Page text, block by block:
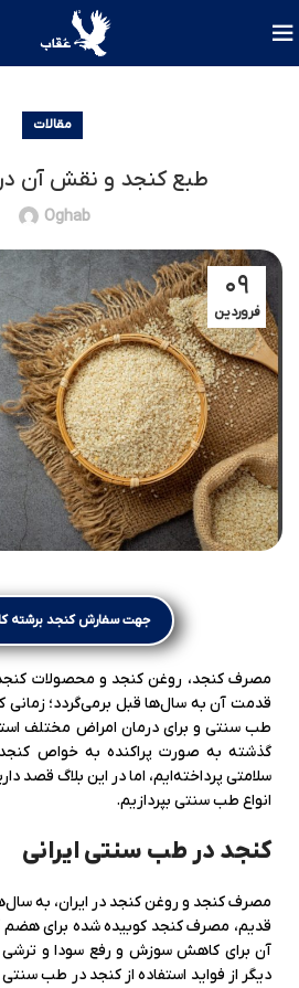
مقالات
طبع کنجد و نقش آن
Oghab
۰۹
فروردین
جهت سفارش کنجد برشته
مصرف کنجد، روغن کنجد و محصولات
قدمت آن به سال‌ها قبل برمی‌گردد؛ زمانی
طب سنتی و برای درمان امراض مختلف
گذشته به صورت پراکنده به خواص
سلامتی پرداخته‌ایم، اما در این بلاگ قصد
انواع طب‌ سنتی بپردازیم.
کنجد در طب سنتی ایرانی
مصرف کنجد و روغن کنجد در ایران، به
قدیم، مصرف کنجد کوبیده شده برای هضم
آن برای کاهش سوزش و رفع سودا و
دیگر از فواید استفاده از کنجد در طب